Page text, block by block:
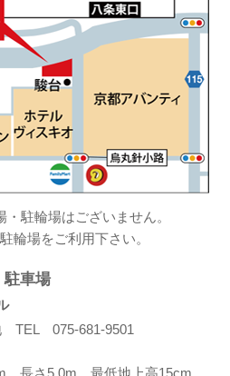
駐輪場はございません。
輪場をご利用下さい。
駐車場
TEL 075-681-9501